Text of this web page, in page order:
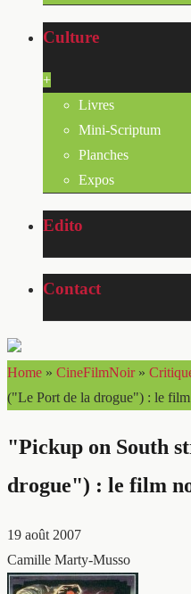
Culture
+
Livres
Mini-Scriptum
Planches
Expos
Edito
Contact
Home » CineFilmNoir»
("Le Port de la drogue") : le
"Pickup on South
drogue") : le film
19 août 2007
Camille Marty-Musso